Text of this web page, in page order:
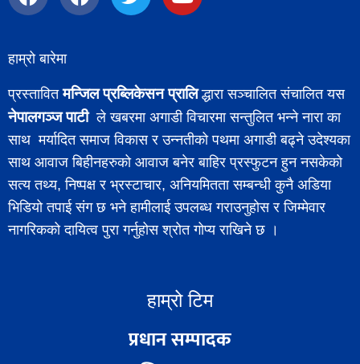
हाम्रो बारेमा
प्रस्तावितमन्जिल प्रब्लिकेसन प्रालिद्धारा सञ्चालित संचालित यस
नेपालगञ्ज पाटीले खबरमा अगाडी विचारमा सन्तुलित भन्ने नारा का
साथ मर्यादित समाज विकास र उन्नतीको पथमा अगाडी बढ्ने उदेश्यका
साथ आवाज बिहीनहरुको आवाज बनेर बाहिर प्रस्फुटन हुन नसकेको
सत्य तथ्य, निष्पक्ष र भ्रस्टाचार, अनियमितता सम्बन्धी कुनै अडिया
भिडियो तपाई संग छ भने हामीलाई उपलब्ध गराउनुहोस र जिम्मेवार
नागरिकको दायित्व पुरा गर्नुहोस श्रोत गोप्य राखिने छ ।
हाम्रो टिम
प्रधान सम्पादक